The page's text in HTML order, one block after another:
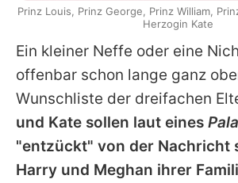
Ein kleiner Neffe oder eine
offenbar schon lange ganz
Wunschliste der dreifachen
und Kate sollen laut eines
"entzückt" von der Nachricht
Harry und Meghan ihrer
Prinz Louis, Prinz George, Prinz William,
Herzogin Kate